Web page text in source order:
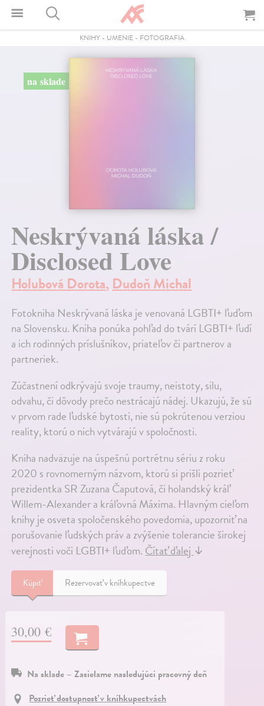
KNIHY - UMENIE - FOTOGRAFIA
na sklade
Neskrývaná láska /
Disclosed Love
Holubová Dorota,Dudoň Michal
Fotokniha Neskrývaná láska je venovaná LGBTI+ ľuďom
na Slovensku. Kniha ponúka pohľad do tvárí LGBTI+ ľudí
a ich rodinných príslušníkov, priateľov či partnerov a
partneriek.
Zúčastnení odkrývajú svoje traumy, neistoty, silu,
odvahu, či dôvody prečo nestrácajú nádej. Ukazujú, že sú
v prvom rade ľudské bytosti, nie sú pokrútenou verziou
reality, ktorú o nich vytvárajú v spoločnosti.
Kniha nadväzuje na úspešnú portrétnu sériu z roku
2020 s rovnomerným názvom, ktorú si prišli pozrieť
prezidentka SR Zuzana Čaputová, či holandský kráľ
Willem-Alexander a kráľovná Máxima. Hlavným cieľom
knihy je osveta spoločenského povedomia, upozorniť na
porušovanie ľudských práv a zvýšenie tolerancie širokej
verejnosti voči LGBTI+ ľuďom.Čítať ďalej↓
Kúpiť Rezervovať v kníhkupectve
30,00 €
Na sklade – Zasielame nasledujúci pracovný deň
Pozrieť dostupnosť v kníhkupectvách